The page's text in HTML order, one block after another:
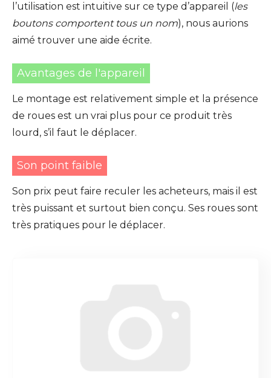
l’utilisation est intuitive sur ce type d’appareil (les
boutons comportent tous un nom), nous aurions
aimé trouver une aide écrite.
Avantages de l'appareil
Le montage est relativement simple et la présence
de roues est un vrai plus pour ce produit très
lourd, s’il faut le déplacer.
Son point faible
Son prix peut faire reculer les acheteurs, mais il est
très puissant et surtout bien conçu. Ses roues sont
très pratiques pour le déplacer.